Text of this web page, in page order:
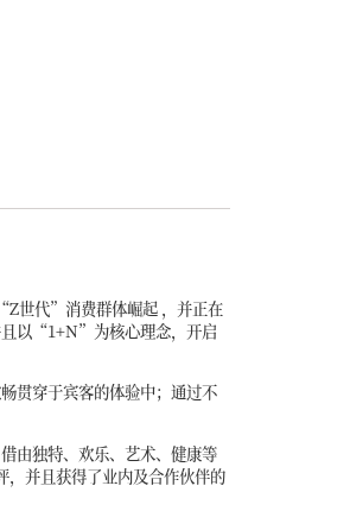
世代”消费群体崛起 ，并正在
且以“1+N”为核心理念，开启
贯穿于宾客的体验中；通过不
由独特、欢乐、艺术、健康等
，并且获得了业内及合作伙伴的